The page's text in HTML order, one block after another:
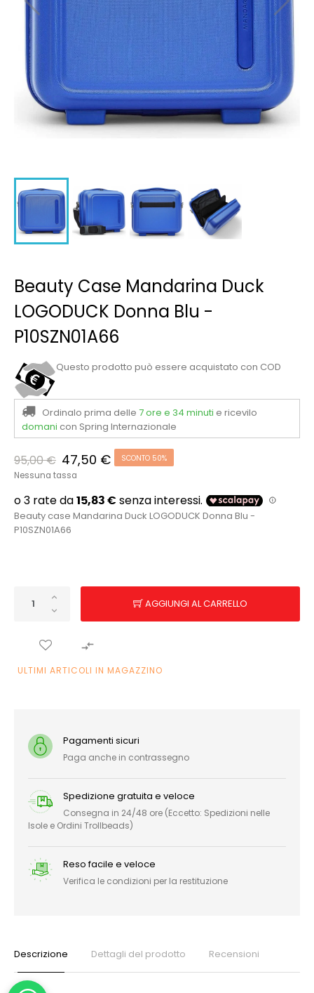
Beauty Case Mandarina Duck
LOGODUCK Donna Blu -
P10SZN01A66
Questo prodotto può essere acquistato con COD
Ordinalo prima delle 7 ore e 34 minuti e ricevilo
domani con Spring Internazionale
95,00 € 47,50 € SCONTO 50%
Nessuna tassa
Beauty case Mandarina Duck LOGODUCK Donna Blu -
P10SZN01A66
AGGIUNGI AL CARRELLO

ULTIMI ARTICOLI IN MAGAZZINO
Pagamenti sicuri
Paga anche in contrassegno
Spedizione gratuita e veloce
Consegna in 24/48 ore (Eccetto: Spedizioni nelle
Isole e Ordini Trollbeads)
Reso facile e veloce
Verifica le condizioni per la restituzione
Descrizione Dettagli del prodotto Recensioni